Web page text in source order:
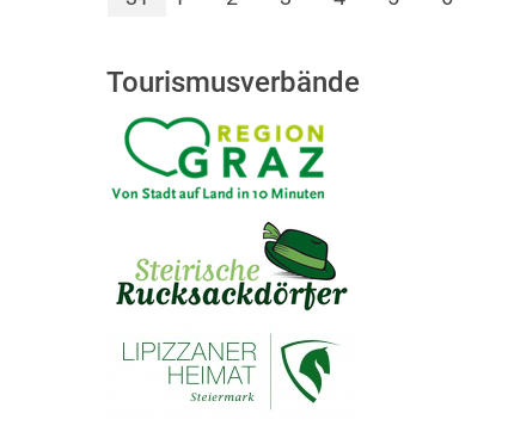
Tourismusverbände